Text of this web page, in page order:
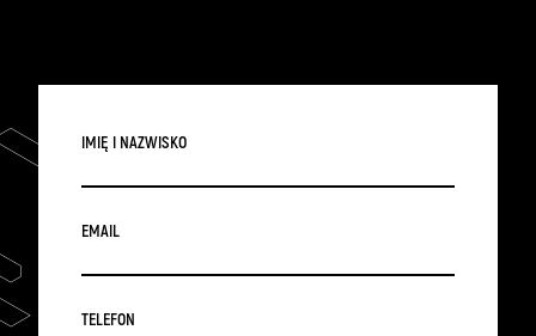
IMIĘ I NAZWISKO
EMAIL
TELEFON